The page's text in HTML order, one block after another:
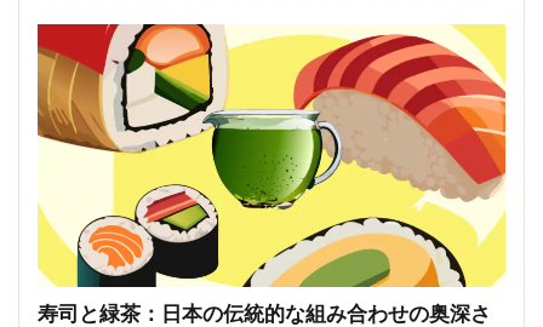
寿司と緑茶：日本の伝統的な組み合わせの奥深さ